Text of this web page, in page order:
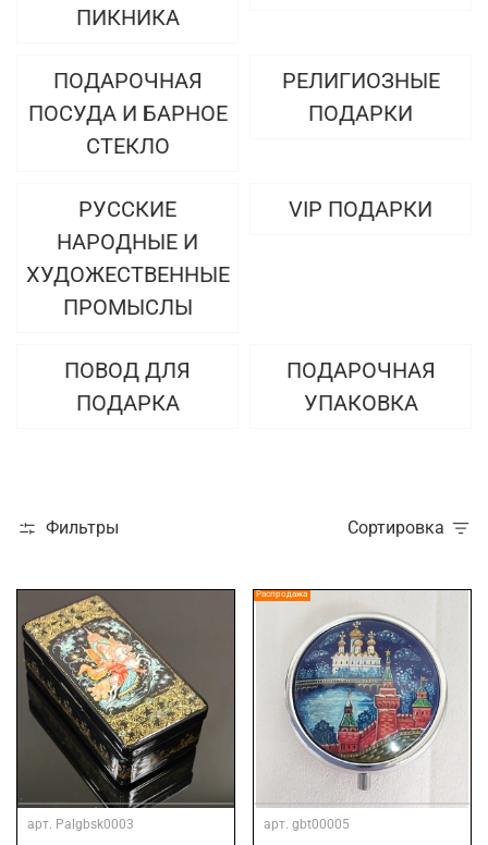
ПИКНИКА
ПОДАРОЧНАЯ
ПОСУДА И БАРНОЕ
СТЕКЛО
РЕЛИГИОЗНЫЕ
ПОДАРКИ
РУССКИЕ
НАРОДНЫЕ И
ХУДОЖЕСТВЕННЫЕ
ПРОМЫСЛЫ
VIP ПОДАРКИ
ПОВОД ДЛЯ
ПОДАРКА
ПОДАРОЧНАЯ
УПАКОВКА
Фильтры Сортировка
арт. Palgbsk0003
Распродажа
арт. gbt00005